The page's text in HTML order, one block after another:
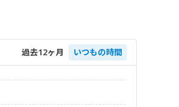
過去12ヶ月 いつもの時間